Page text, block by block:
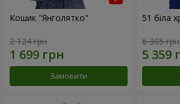
Кошик "Янголятко"
2 124 грн
Замовити
51 біла
6 305 грн